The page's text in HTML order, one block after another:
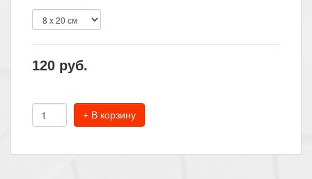
120 руб.
+ В корзину